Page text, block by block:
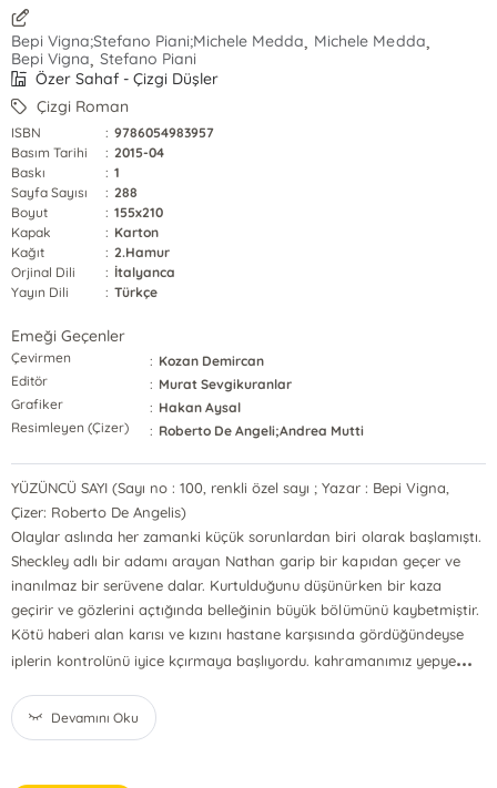
Bepi Vigna;Stefano Piani;Michele Medda, Michele Medda,
Bepi Vigna, Stefano Piani
Özer Sahaf - Çizgi Düşler
Çizgi Roman
ISBN : 9786054983957
Basım Tarihi
: 2015-04
Baskı
: 1
Sayfa Sayısı
: 288
Boyut
: 155x210
Kapak
: Karton
Kağıt
: 2.Hamur
Orjinal Dili
: İtalyanca
Yayın Dili
: Türkçe
Emeği Geçenler
Çevirmen : Kozan Demircan
Editör
: Murat Sevgikuranlar
Grafiker
: Hakan Aysal
Resimleyen (Çizer)
: Roberto De Angeli;Andrea Mutti
YÜZÜNCÜ SAYI (Sayı no : 100, renkli özel sayı ; Yazar : Bepi Vigna,
Çizer: Roberto De Angelis)
Olaylar aslında her zamanki küçük sorunlardan biri olarak başlamıştı.
Sheckley adlı bir adamı arayan Nathan garip bir kapıdan geçer ve
inanılmaz bir serüvene dalar. Kurtulduğunu düşünürken bir kaza
geçirir ve gözlerini açtığında belleğinin büyük bölümünü kaybetmiştir.
Kötü haberi alan karısı ve kızını hastane karşısında gördüğündeyse
iplerin kontrolünü iyice kçırmaya başlıyordu. kahramanımız yepye...
Devamını Oku